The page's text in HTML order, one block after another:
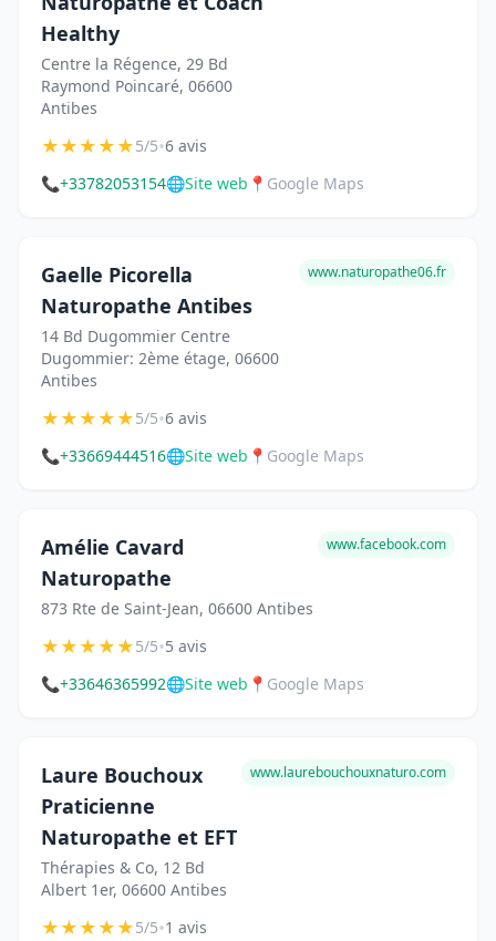
Healthy
Centre la Régence, 29 Bd
Raymond Poincaré, 06600
Antibes
★★★★★5/5•6 avis
📞+33782053154🌐Site web 📍 Google Maps
Gaelle Picorella
Naturopathe Antibes
14 Bd Dugommier Centre
Dugommier: 2ème étage, 06600
Antibes
www.naturopathe06.fr
★★★★★5/5•6 avis
📞+33669444516🌐Site web 📍 Google Maps
Amélie Cavard
Naturopathe
873 Rte de Saint-Jean, 06600 Antibes
www.facebook.com
★★★★★5/5•5 avis
📞+33646365992🌐Site web 📍 Google Maps
Laure Bouchoux
Praticienne
Naturopathe et EFT
Thérapies & Co, 12 Bd
Albert 1er, 06600 Antibes
www.laurebouchouxnaturo.com
★★★★★5/5•1 avis